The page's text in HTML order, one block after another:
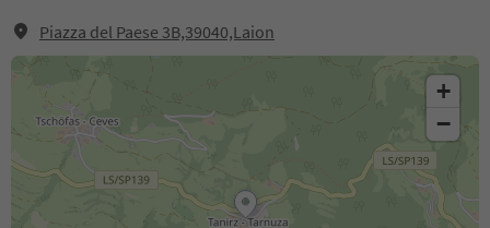
Piazza del Paese 3B,39040,Laion
+
−